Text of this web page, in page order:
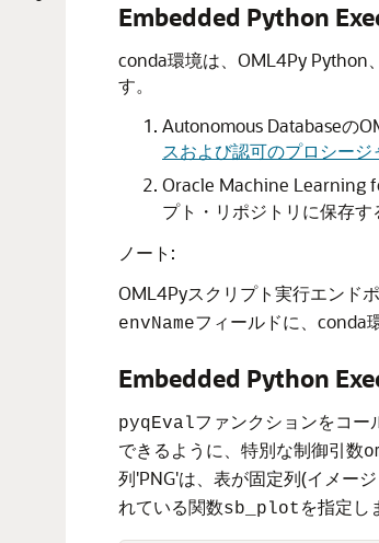
Embedded Python
conda環境は、OML4Py Python
す。
Autonomous Databaseの
スおよび認可のプロシー
Oracle Machine Learning
プト・リポジトリに保存す
ノート:
OML4Pyスクリプト実行エンド
envNameフィールドに、conda
Embedded Python
pyqEvalファンクションをコー
できるように、特別な制御引数
列'PNG'は、表が固定列(イメー
れている関数sb_plot を指定し